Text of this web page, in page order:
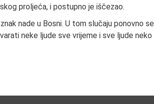
proljeća, i postupno je iščezao.
nade u Bosni. U tom slučaju ponovno se
neke ljude sve vrijeme i sve ljude neko